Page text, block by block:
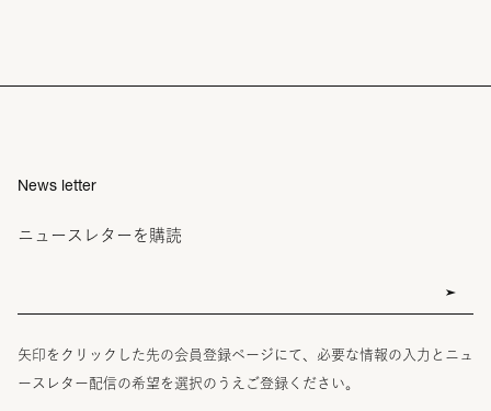
News letter
ニュースレターを購読
矢印をクリックした先の会員登録ページにて、必要な情報の入力とニュ
ースレター配信の希望を選択のうえご登録ください。